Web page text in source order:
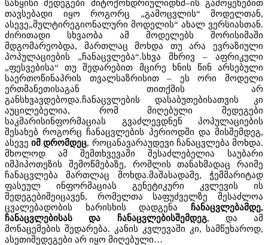
საწყისი შედეგები მიტოქონდრიულიდნმ–ის გამოყენებით
თავსებადი იყო როგორც „გამოცვლის“ მოდელთან,
ასევე„მულტირეგიონალური მოდელის“ ახალ ვერსიასთან.
ძირითადი სხვაობა ამ მოდელებს შორისიმაში
მდგომარეობდა, მართლაც მოხდა თუ არა ევრაზიული
პოპულაციების „ჩანაცვლება“.სხვა მხრივ – აფრიკული
„ფესვებისა“ თუ შედარებით მცირე ხნის წინ არსებული
საერთოწინაპრის თვალსაზრისით – ეს ორი მოდელი
ერთმანეთისაგან თითქმის არ
განსხვავდებოდა.ჩანაცვლების დასაბუთებისათვის კი
აუცილებელია, რომ მიღებული შედეგები
საკმარისინფორმაციას გვაძლევდნენ პოპულაციების
შესახებ როგორც ჩანაცვლების პერიოდში და მისშემდეგ,
ასევეიმ დრომდეც, როცანავარაუდევი ჩანაცვლება მოხდა.
მხოლოდ ამ შემთხვევაში შესაძლებელია საუბარი
იმჰიპოთეზის შემოწმებაზე, რომლის თანახმადაც რაიმე
ჩანაცვლება მართლაც მოხდა.მაშასადამე, ჭეშმარიტად
ფასეულ ინფორმაციას გენეტიკური კვლევის ის
შედეგებიშეიცავენ, რომელთა საფუძველზე შესაძლოა
ცვალებადობის ხარისხის დადგენა
ჩანაცვლებამდე,
ჩანაცვლებისას და ჩანაცვლებისშემდეგ, და ამ
მონაცემების შედარება. კანის კვლევაში კი, სამწუხაროდ,
ასეთიშედეგები არ იყო მიღებული…